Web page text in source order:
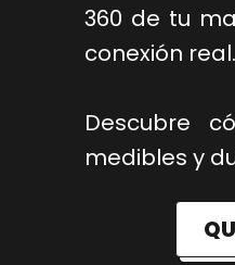
360 de tu
conexión real.
Descubre
medibles y